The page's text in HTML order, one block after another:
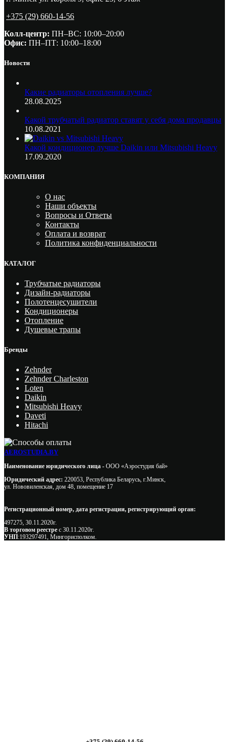
+375 (29) 660-14-56
Колл-центр: ПН–ВС: 10:00–20:00​
Офис: ПН–ПТ: 10:00–18:00
Новости
Какие радиаторы отопления лучше?
28.08.2025
Какой трубчатый радиатор ставят у себя дома продавцы
10.08.2021
Какой кондиционер лучше Daikin или Mitsubishi Heavy
17.09.2020
КОМПАНИЯ
О нас
Наши объекты
Вопросы и Ответы
Контакты
Оплата и возврат
Политика конфиденциальности
КАТАЛОГ
Трубчатые радиаторы
Дизайн-радиаторы
Полотенцесушители
Кондиционеры
Отопление
Душевые трапы
Бренды
Zehnder
Zehnder Charleston
Loten
Daikin
Mitsubishi Heavy
Daveti
Hitachi
AEROSTUDIA.BY
Наименование юридического лица - ООО «Аэростудия бай»
Юридический адрес: 220053, Республика Беларусь, г.Минск,
ул. Нововиленская, дом 48, помещение 17
Регистрационный номер, дата регистрации, регистрирующий орган:
497275, 30.11.2020г.
В торговом реестре с 30.11.2020г.
УНП:193297491, Мингорисполком.